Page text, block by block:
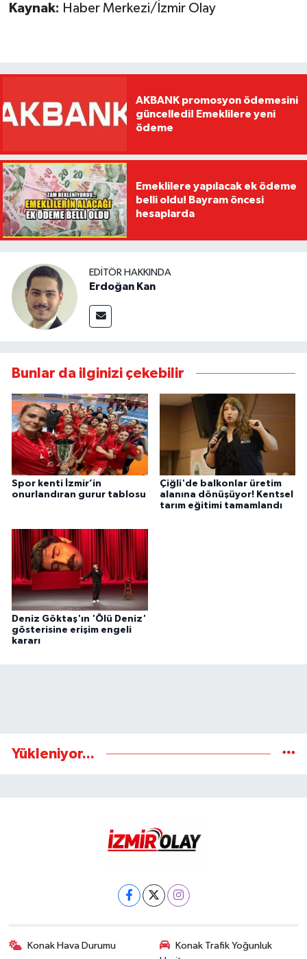
Kaynak: Haber Merkezi/İzmir Olay
AKBANK promosyon ödemesini
güncelledi! Emeklilere yeni
ödeme
Emeklilere yapılacak ek ödeme
belli oldu! Bayram öncesi
hesaplarda
EDITÖR HAKKINDA
Erdoğan Kan
Bunlar da ilginizi çekebilir
Spor kenti İzmir’in
onurlandıran gurur tablosu
Çiğli'de balkonlar üretim
alanına dönüşüyor! Kentsel
tarım eğitimi tamamlandı
Deniz Göktaş'ın 'Ölü Deniz'
gösterisine erişim engeli
kararı
Yükleniyor...
Konak Hava Durumu
Konak Trafik Yoğunluk